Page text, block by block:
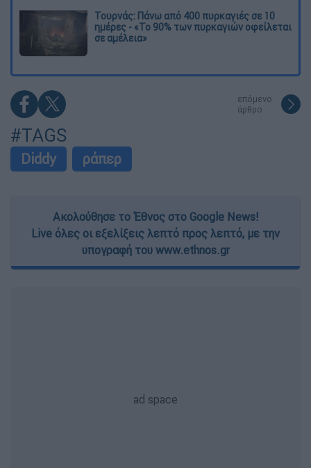
Τουρνάς: Πάνω από 400 πυρκαγιές σε 10
ημέρες - «Το 90% των πυρκαγιών οφείλεται
σε αμέλεια»
επόμενο
άρθρο
#TAGS
Diddy ράπερ
Ακολούθησε το Έθνος στο Google News!
Live όλες οι εξελίξεις λεπτό προς λεπτό, με την
υπογραφή του www.ethnos.gr